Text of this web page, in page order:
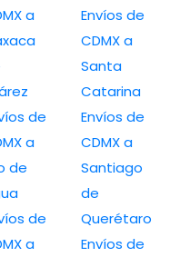
a
de
a
de
de
a
Envíos de
CDMX a
Santa
Catarina
Envíos de
CDMX a
Santiago
de
Querétaro
Envíos de